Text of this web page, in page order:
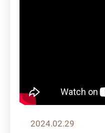
2024.02.29